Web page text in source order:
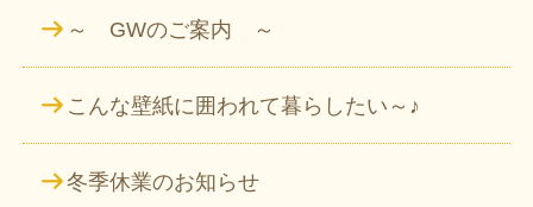
～ GWのご案内 ～
こんな壁紙に囲われて暮らしたい～♪
冬季休業のお知らせ